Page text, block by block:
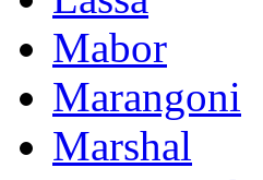
Mabor
Marangoni
Marshal